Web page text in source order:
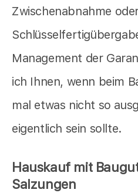
Zwischenabnahme
Management der
ich Ihnen, wenn beim
mal etwas nicht so
eigentlich sein sollte.
Hauskauf mit
Salzungen